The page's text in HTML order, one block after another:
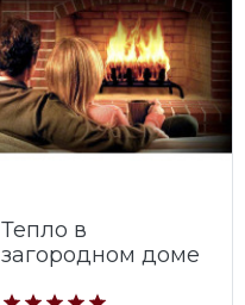
Тепло в
загородном доме